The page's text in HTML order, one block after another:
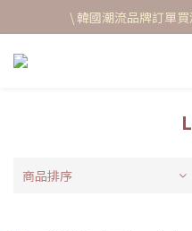
\ 韓國潮流品牌訂單
商品排序